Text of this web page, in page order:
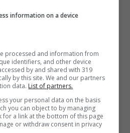
sistemi di
dalla scuola. Kate,
dinon aver
con i compiti di
che le sue
materia sono molto
è improvvisata
information on a device
processed and information from
identifiers, and other device
by and shared with 319
by this site. We and our partners
data. List of partners.
your personal data on the basis
you can object to by managing
a link at the bottom of this page
or withdraw consent in privacy